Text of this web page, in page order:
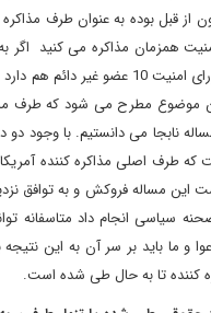
از قبل بوده به عنوان طرف
امنیت همزمان مذاکره می کنید
موضوع مطرح می شود که طرف
نابجا می دانستیم. با وجود
طرف اصلی مذاکره کننده
این مساله فروکش و به توافق
سیاسی انجام داد متاسفانه
و ما باید بر سر آن به این
کننده تا به حال طی شده است.